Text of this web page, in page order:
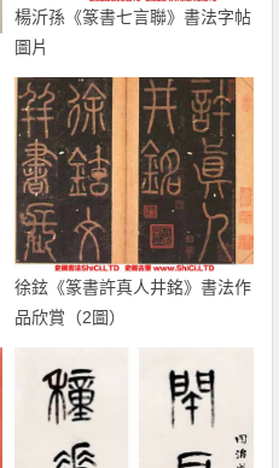
楊沂孫《篆書七言聯》書法字帖
圖片
徐鉉《篆書許真人井銘》書法作
品欣賞（2圖）